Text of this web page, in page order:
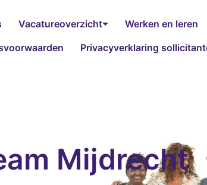
Vacatureoverzicht Werken en leren
Privacyverklaring
Mijdrecht